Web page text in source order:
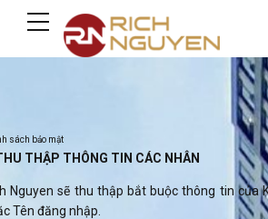
sách bảo mật
THẬP THÔNG TIN CÁC NHÂN
Nguyen sẽ thu thập bắt buộc thông tin của
Tên đăng nhập.